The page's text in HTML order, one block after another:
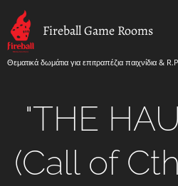
Fireball Game Rooms
Θεματικά δωμάτια για επιτραπέζια παιχνίδια &
"THE
(Call of